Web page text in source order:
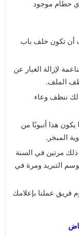
حطام موجود
أن تكون خلف باب
لإزالة الغبار عن
الملف.
ننظف وعاء
هذا أنبوبًا من
مرتين في السنة
التبريد ومرة في
فريق عملنا بإعلامك